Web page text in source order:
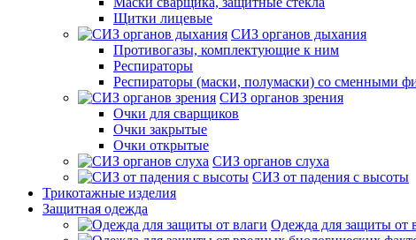
Щитки лицевые
СИЗ органов дыхания
Противогазы, комплектующие к ним
Респираторы
Респираторы (маски, полумаски) со сменными
СИЗ органов зрения
Очки для сварщиков
Очки закрытые
Очки открытые
СИЗ органов слуха
СИЗ от падения с высоты
Трикотажные изделия
Защитная одежда
Одежда для защиты от